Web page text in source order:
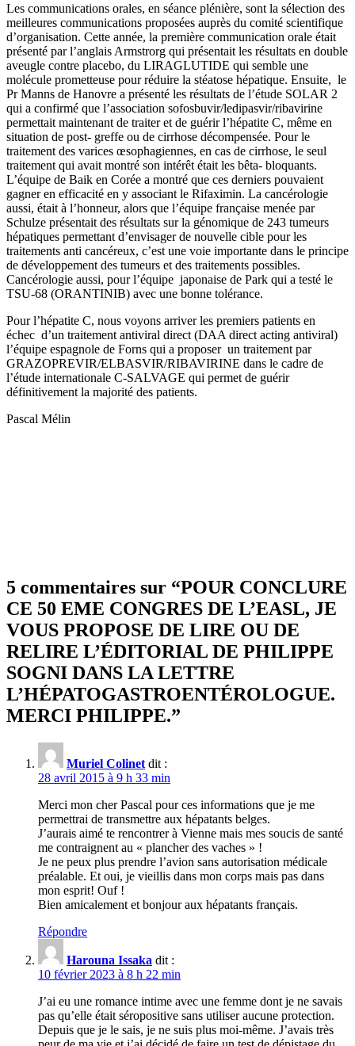
Les communications orales, en séance plénière, sont la sélection des
meilleures communications proposées auprès du comité scientifique
d’organisation. Cette année, la première communication orale était
présenté par l’anglais Armstrorg qui présentait les résultats en double
aveugle contre placebo, du LIRAGLUTIDE qui semble une
molécule prometteuse pour réduire la stéatose hépatique. Ensuite, le
Pr Manns de Hanovre a présenté les résultats de l’étude SOLAR 2
qui a confirmé que l’association sofosbuvir/ledipasvir/ribavirine
permettait maintenant de traiter et de guérir l’hépatite C, même en
situation de post- greffe ou de cirrhose décompensée. Pour le
traitement des varices œsophagiennes, en cas de cirrhose, le seul
traitement qui avait montré son intérêt était les bêta- bloquants.
L’équipe de Baik en Corée a montré que ces derniers pouvaient
gagner en efficacité en y associant le Rifaximin. La cancérologie
aussi, était à l’honneur, alors que l’équipe française menée par
Schulze présentait des résultats sur la génomique de 243 tumeurs
hépatiques permettant d’envisager de nouvelle cible pour les
traitements anti cancéreux, c’est une voie importante dans le principe
de développement des tumeurs et des traitements possibles.
Cancérologie aussi, pour l’équipe japonaise de Park qui a testé le
TSU-68 (ORANTINIB) avec une bonne tolérance.
Pour l’hépatite C, nous voyons arriver les premiers patients en
échec d’un traitement antiviral direct (DAA direct acting antiviral)
l’équipe espagnole de Forns qui a proposer un traitement par
GRAZOPREVIR/ELBASVIR/RIBAVIRINE dans le cadre de
l’étude internationale C-SALVAGE qui permet de guérir
définitivement la majorité des patients.
Pascal Mélin
5 commentaires sur “POUR CONCLURE
CE 50 EME CONGRES DE L’EASL, JE
VOUS PROPOSE DE LIRE OU DE
RELIRE L’ÉDITORIAL DE PHILIPPE
SOGNI DANS LA LETTRE
L’HÉPATOGASTROENTÉROLOGUE.
MERCI PHILIPPE.”
Muriel Colinet dit :
28 avril 2015 à 9 h 33 min
Merci mon cher Pascal pour ces informations que je me
permettrai de transmettre aux hépatants belges.
J’aurais aimé te rencontrer à Vienne mais mes soucis de santé
me contraignent au « plancher des vaches » !
Je ne peux plus prendre l’avion sans autorisation médicale
préalable. Et oui, je vieillis dans mon corps mais pas dans
mon esprit! Ouf !
Bien amicalement et bonjour aux hépatants français.
Répondre
Harouna Issaka dit :
10 février 2023 à 8 h 22 min
J’ai eu une romance intime avec une femme dont je ne savais
pas qu’elle était séropositive sans utiliser aucune protection.
Depuis que je le sais, je ne suis plus moi-même. J’avais très